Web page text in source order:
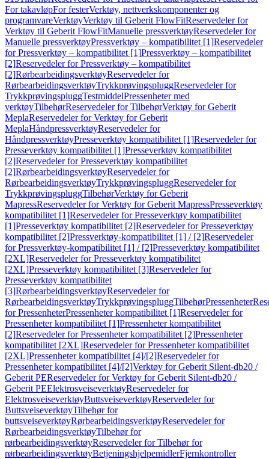
For takavløpFor festerVerktøy, nettverkskomponenter og
programvareVerktøyVerktøy til Geberit FlowFitReservedeler for
Verktøy til Geberit FlowFitManuelle pressverktøyReservedeler for
Manuelle pressverktøyPressverktøy – kompatibilitet [1]Reservedeler
for Pressverktøy – kompatibilitet [1]Pressverktøy – kompatibilitet
[2]Reservedeler for Pressverktøy – kompatibilitet
[2]RørbearbeidingsverktøyReservedeler for
RørbearbeidingsverktøyTrykkprøvingspluggReservedeler for
TrykkprøvingspluggTestmiddelPressenheter med
verktøyTilbehørReservedeler for TilbehørVerktøy for Geberit
MeplaReservedeler for Verktøy for Geberit
MeplaHåndpressverktøyReservedeler for
HåndpressverktøyPresseverktøy kompatibilitet [1]Reservedeler for
Presseverktøy kompatibilitet [1]Presseverktøy kompatibilitet
[2]Reservedeler for Presseverktøy kompatibilitet
[2]RørbearbeidingsverktøyReservedeler for
RørbearbeidingsverktøyTrykkprøvingspluggReservedeler for
TrykkprøvingspluggTilbehørVerktøy for Geberit
MapressReservedeler for Verktøy for Geberit MapressPresseverktøy
kompatibilitet [1]Reservedeler for Presseverktøy kompatibilitet
[1]Presseverktøy kompatibilitet [2]Reservedeler for Presseverktøy
kompatibilitet [2]Pressverktøy-kompatibilitet [1] / [2]Reservedeler
for Pressverktøy-kompatibilitet [1] / [2]Presseverktøy kompatibilitet
[2XL]Reservedeler for Presseverktøy kompatibilitet
[2XL]Presseverktøy kompatibilitet [3]Reservedeler for
Presseverktøy kompatibilitet
[3]RørbearbeidingsverktøyReservedeler for
RørbearbeidingsverktøyTrykkprøvingspluggTilbehørPressenheter
for PressenheterPressenheter kompatibilitet [1]Reservedeler for
Pressenheter kompatibilitet [1]Pressenheter kompatibilitet
[2]Reservedeler for Pressenheter kompatibilitet [2]Pressenheter
kompatibilitet [2XL]Reservedeler for Pressenheter kompatibilitet
[2XL]Pressenheter kompatibilitet [4]/[2]Reservedeler for
Pressenheter kompatibilitet [4]/[2]Verktøy for Geberit Silent-db20 /
Geberit PEReservedeler for Verktøy for Geberit Silent-db20 /
Geberit PEElektrosveiseverktøyReservedeler for
ElektrosveiseverktøyButtsveiseverktøyReservedeler for
ButtsveiseverktøyTilbehør for
buttsveiseverktøyRørbearbeidingsverktøyReservedeler for
RørbearbeidingsverktøyTilbehør for
rørbearbeidingsverktøyReservedeler for Tilbehør for
rørbearbeidingsverktøyBetjeningshjelpemidlerFjernkontroller